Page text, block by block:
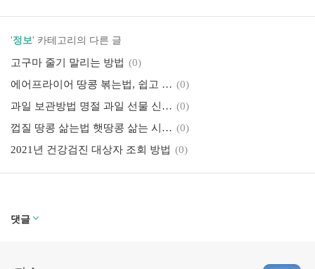
'정보' 카테고리의 다른 글
고구마 줄기 말리는 방법 (0)
에어프라이어 땅콩 볶는법, 쉽고 간편하게! (0)
과일 보관방법 명절 과일 선물 신선하게 보관하기 (0)
껍질 땅콩 삶는법 햇땅콩 삶는 시간 등 정리해 봅니다 (0)
2021년 건강검진 대상자 조회 방법 (0)
댓글